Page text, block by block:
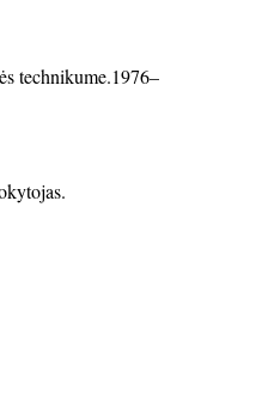
technikume.1976–